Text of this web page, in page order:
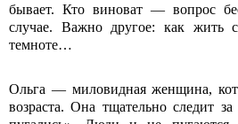
бывает. Кто виноват — вопрос
случае. Важно другое: как жить
темноте…
Ольга — миловидная женщина,
возраста. Она тщательно следит